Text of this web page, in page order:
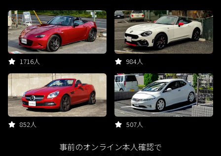
1716人 984人
852人 507人
事前のオンライン本人確認で